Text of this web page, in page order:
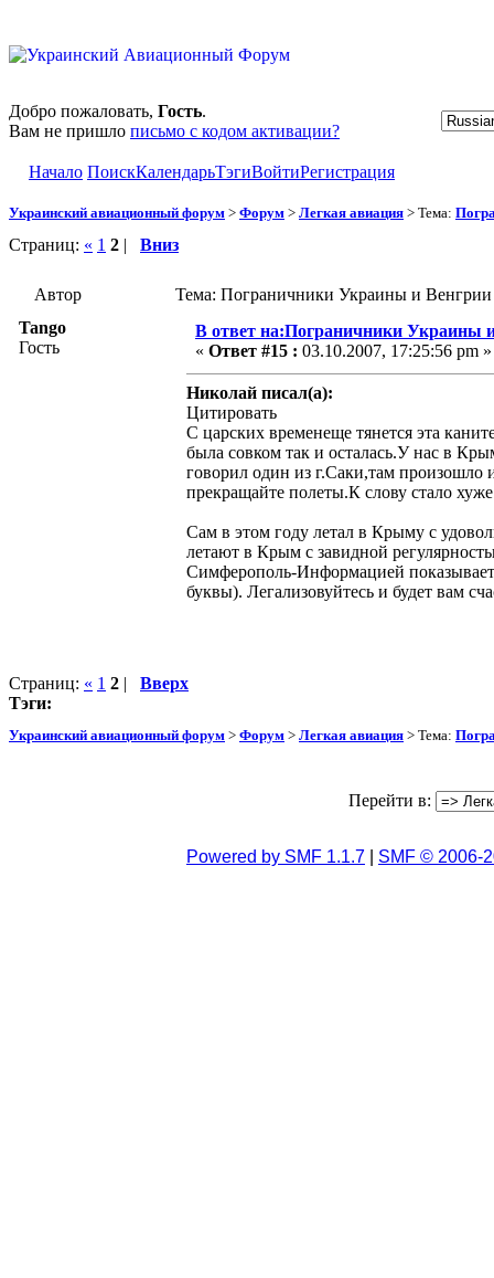
Добро пожаловать, Гость.
Вам не пришло письмо с кодом активации?
Начало ПоискКалендарьТэгиВойтиРегистрация
Украинский авиационный форум > Форум > Легкая авиация > Тема:
Страниц: « 1 2 | Вниз
Автор
Тема: Пограничники Украины и
Tango
Гость
В ответ на:Пограничники Украины
« Ответ #15 : 03.10.2007, 17:25:56 pm »
Николай писал(а):
Цитировать
С царских временеще тянется эта
была совком так и осталась.У нас в
говорил один из г.Саки,там произошло
прекращайте полеты.К слову стало
Сам в этом году летал в Крыму с
летают в Крым с завидной
Симферополь-Информацией
буквы). Легализовуйтесь и будет вам
Страниц: « 1 2 | Вверх
Тэги:
Украинский авиационный форум > Форум > Легкая авиация > Тема:
Перейти в:
Powered by SMF 1.1.7 SMF © 2006-